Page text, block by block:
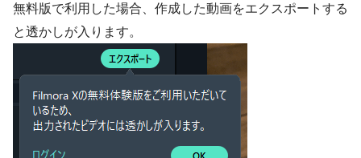
無料版で利用した場合、作成した動画をエクスポートする
と透かしが入ります。